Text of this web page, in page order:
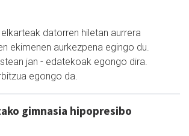
datorren hiletan aurrera
ekimenen aurkezpena egingo du.
jan - edatekoak egongo dira.
egongo da.
gimnasia hipopresibo